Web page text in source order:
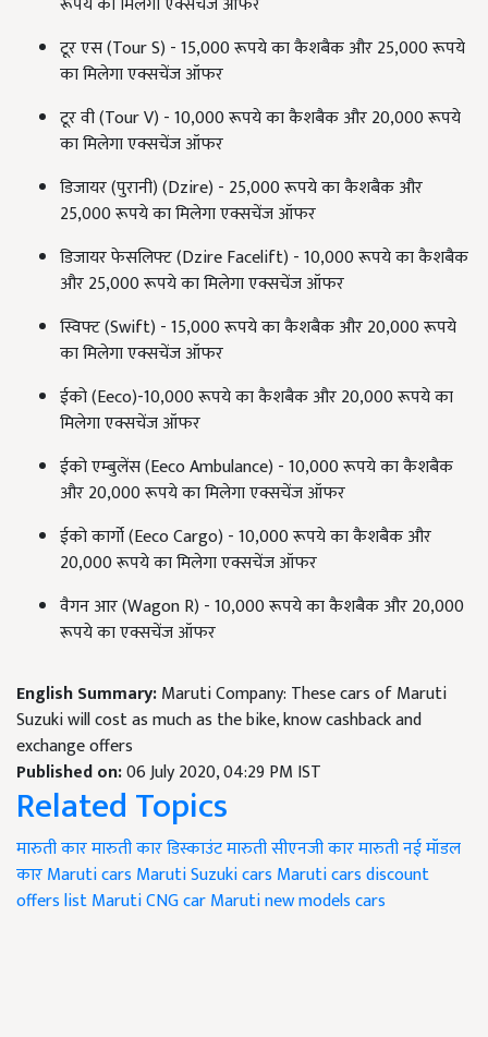
टूर एस (Tour S) - 15,000 रूपये का कैशबैक और 25,000 रूपये
का मिलेगा एक्सचेंज ऑफर
टूर वी (Tour V) - 10,000 रूपये का कैशबैक और 20,000 रूपये
का मिलेगा एक्सचेंज ऑफर
डिजायर (पुरानी) (Dzire) - 25,000 रूपये का कैशबैक और
25,000 रूपये का मिलेगा एक्सचेंज ऑफर
डिजायर फेसलिफ्ट (Dzire Facelift) - 10,000 रूपये का कैशबैक
और 25,000 रूपये का मिलेगा एक्सचेंज ऑफर
स्विफ्ट (Swift) - 15,000 रूपये का कैशबैक और 20,000 रूपये
का मिलेगा एक्सचेंज ऑफर
ईको (Eeco)-10,000 रूपये का कैशबैक और 20,000 रूपये का
मिलेगा एक्सचेंज ऑफर
ईको एम्बुलेंस (Eeco Ambulance) - 10,000 रूपये का कैशबैक
और 20,000 रूपये का मिलेगा एक्सचेंज ऑफर
ईको कार्गो (Eeco Cargo) - 10,000 रूपये का कैशबैक और
20,000 रूपये का मिलेगा एक्सचेंज ऑफर
वैगन आर (Wagon R) - 10,000 रूपये का कैशबैक और 20,000
रूपये का एक्सचेंज ऑफर
English Summary:Maruti Company: These cars of Maruti
Suzuki will cost as much as the bike, know cashback and
exchange offers
Published on:06 July 2020, 04:29 PM IST
Related Topics
मारुती कारमारुती कार डिस्काउंटमारुती सीएनजी कारमारुती नई मॉडल
कारMaruti cars Maruti Suzuki cars Maruti cars discount
offers listMaruti CNG carMaruti new models cars